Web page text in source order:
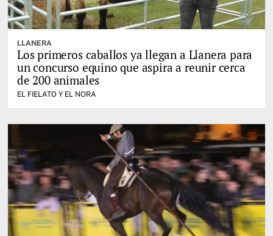
LLANERA
Los primeros caballos ya llegan a Llanera para
un concurso equino que aspira a reunir cerca
de 200 animales
EL FIELATO Y EL NORA